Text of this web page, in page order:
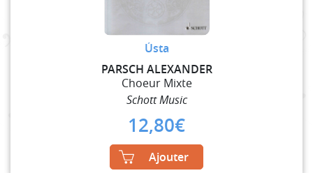
Ústa
PARSCH ALEXANDER
Choeur Mixte
Schott Music
12,80€
Ajouter